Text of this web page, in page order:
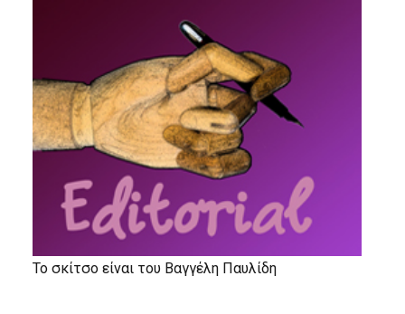
Το σκίτσο είναι του Βαγγέλη Παυλίδη